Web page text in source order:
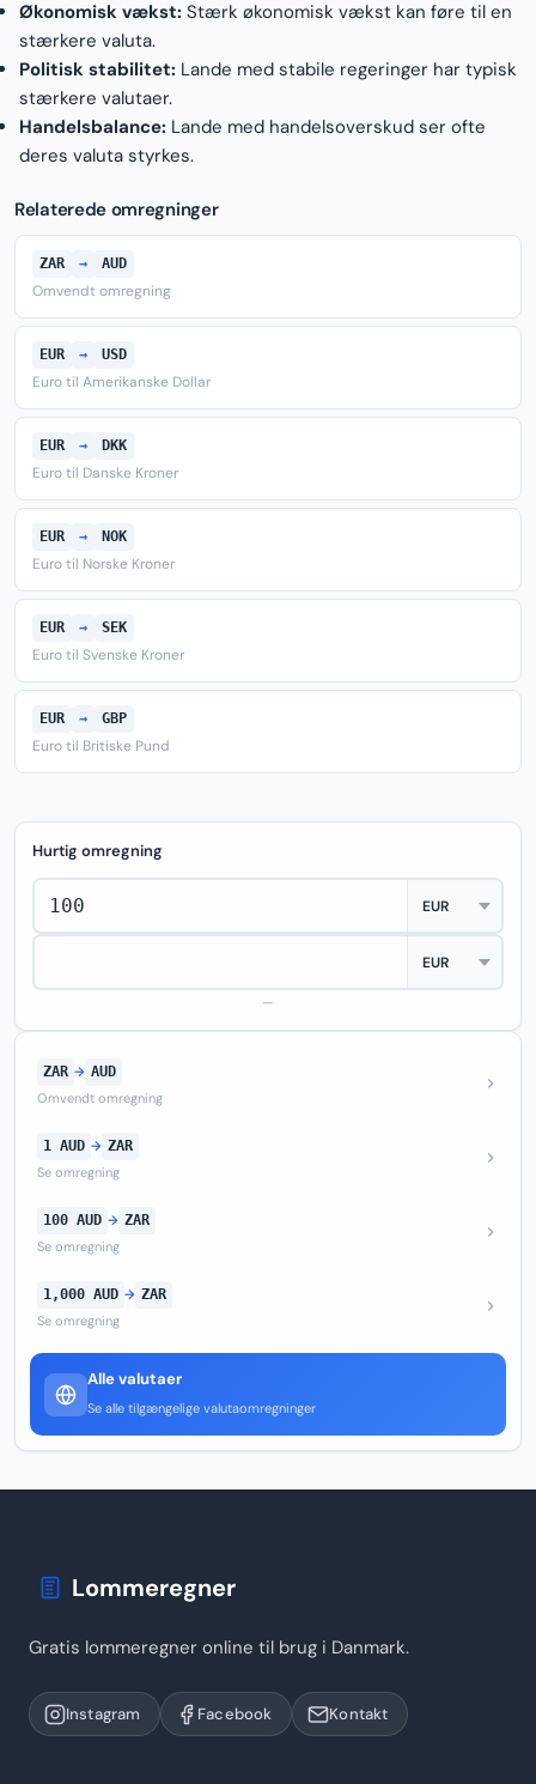
Økonomisk vækst: Stærk økonomisk vækst kan føre til en
stærkere valuta.
Politisk stabilitet: Lande med stabile regeringer har typisk
stærkere valutaer.
Handelsbalance: Lande med handelsoverskud ser ofte
deres valuta styrkes.
Relaterede omregninger
ZAR → AUD
Omvendt omregning
EUR → USD
Euro til Amerikanske Dollar
EUR → DKK
Euro til Danske Kroner
EUR → NOK
Euro til Norske Kroner
EUR → SEK
Euro til Svenske Kroner
EUR → GBP
Euro til Britiske Pund
Hurtig omregning
—
ZAR → AUD
Omvendt omregning
1 AUD → ZAR
Se omregning
100 AUD → ZAR
Se omregning
1,000 AUD → ZAR
Se omregning
Alle valutaer
Se alle tilgængelige valutaomregninger
Lommeregner
Gratis lommeregner online til brug i Danmark.
Instagram Facebook Kontakt